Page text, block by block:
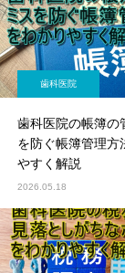
歯科医院
歯科医院の帳簿の
を防ぐ帳簿管理方
やすく解説
2026.05.18